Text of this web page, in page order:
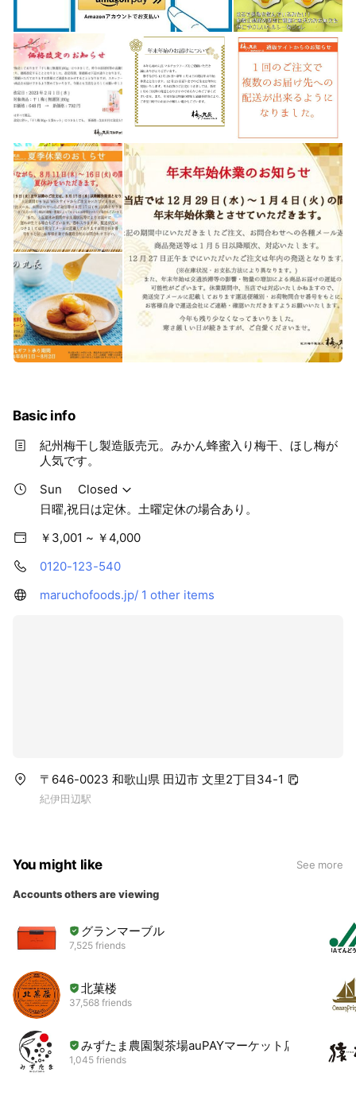
Basic info
紀州梅干し製造販売元。みかん蜂蜜入り梅干、ほし梅が
人気です。
Sun
Closed
日曜,祝日は定休。土曜定休の場合あり。
￥3,001 ~ ￥4,000
0120-123-540
maruchofoods.jp/ 1 other items
〒646-0023 和歌山県 田辺市 文里2丁目34-1
紀伊田辺駅
You might like See more
Accounts others are viewing
グランマーブル
7,525 friends
北菓楼
37,568 friends
みずたま農園製茶場auPAYマーケット店
1,045 friends